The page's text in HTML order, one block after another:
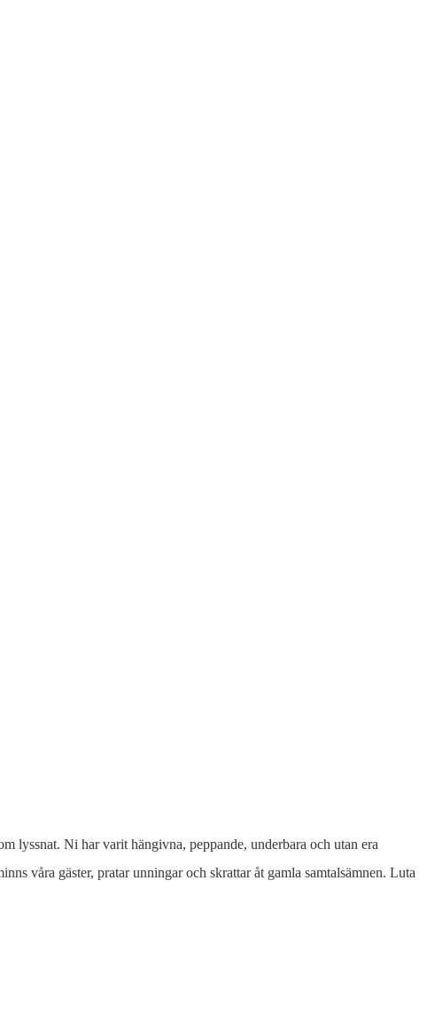
lyssnat. Ni har varit hängivna, peppande, underbara och utan era
våra gäster, pratar unningar och skrattar åt gamla samtalsämnen. Luta